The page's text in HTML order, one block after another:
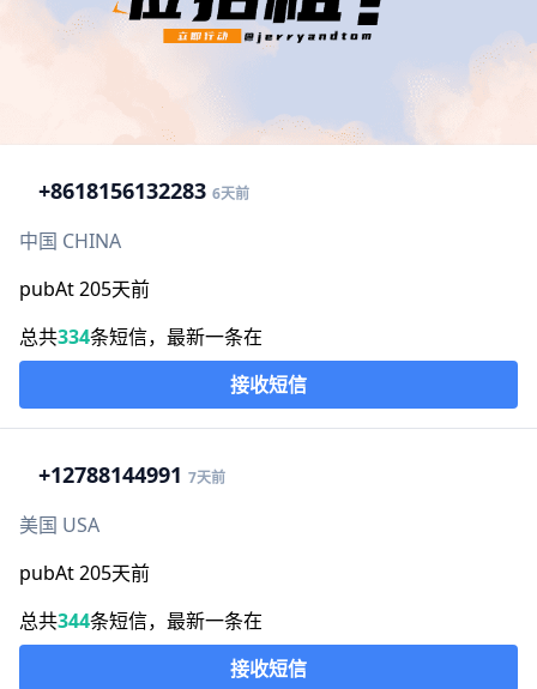
+8618156132283 6天前
中国 CHINA
pubAt 205天前
总共334条短信，最新一条在
接收短信
+12788144991 7天前
美国 USA
pubAt 205天前
总共344条短信，最新一条在
接收短信